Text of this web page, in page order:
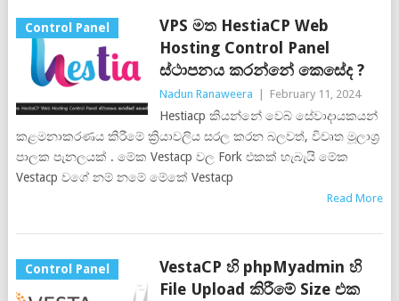
Control Panel
VPS මත HestiaCP Web
Hosting Control Panel
ස්ථාපනය කරන්නේ කෙසේද ?
Nadun Ranaweera February 11, 2024
Hestiacp කියන්නේ වෙබ් සේවාදායකයන්
කළමනාකරණය කිරීමේ ක්‍රියාවලිය සරල කරන බලවත්, විවෘත මූලාශ්‍ර
පාලක පැනලයක් . මේක Vestacp වල Fork එකක් හැබැයි මේක
Vestacp වගේ නම් නමේ මේකේ Vestacp
Read More
Control Panel
VestaCP හි phpMyadmin හි
File Upload කිරීමේ Size එක